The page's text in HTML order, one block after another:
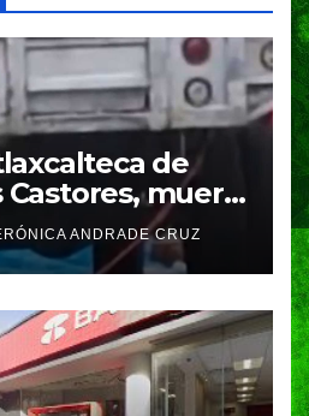
de
muere
azulejos en
ANDRADE CRUZ